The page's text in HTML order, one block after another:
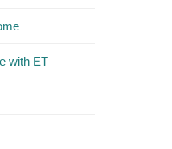
with ET